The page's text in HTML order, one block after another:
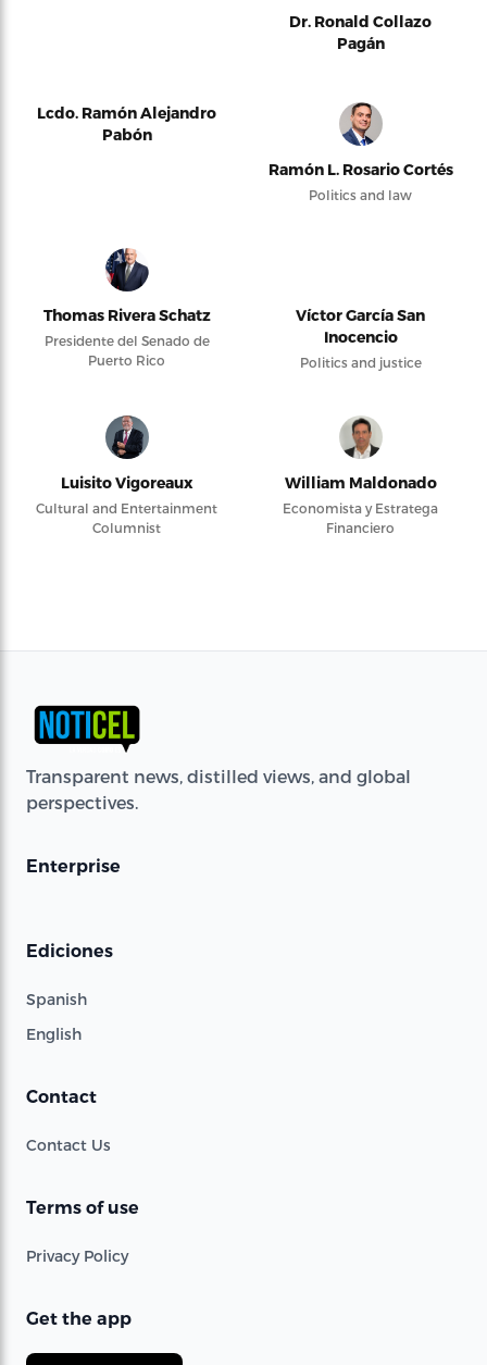
Dr. Ronald Collazo
Pagán
Lcdo. Ramón Alejandro
Pabón
Ramón L. Rosario Cortés
Politics and law
Thomas Rivera Schatz
Presidente del Senado de
Puerto Rico
Víctor García San
Inocencio
Politics and justice
Luisito Vigoreaux
Cultural and Entertainment
Columnist
William Maldonado
Economista y Estratega
Financiero
Transparent news, distilled views, and global
perspectives.
Enterprise
Ediciones
Spanish
English
Contact
Contact Us
Terms of use
Privacy Policy
Get the app